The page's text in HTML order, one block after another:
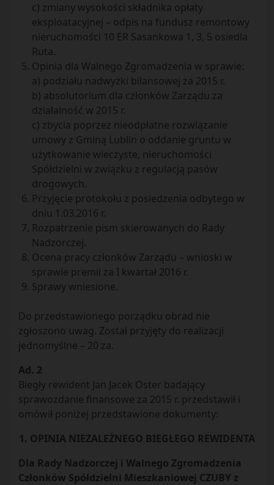
c) zmiany wysokości składnika opłaty
eksploatacyjnej – odpis na fundusz remontowy
nieruchomości 10 ER Sasankowa 1, 3, 5 osiedla
Ruta.
Opinia dla Walnego Zgromadzenia w sprawie:
a) podziału nadwyżki bilansowej za 2015 r.
b) absolutorium dla członków Zarządu za
działalność w 2015 r.
c) zbycia poprzez nieodpłatne rozwiązanie
umowy z Gminą Lublin o oddanie gruntu w
użytkowanie wieczyste, nieruchomości
Spółdzielni w związku z regulacją pasów
drogowych.
Przyjęcie protokołu z posiedzenia odbytego w
dniu 1.03.2016 r.
Rozpatrzenie pism skierowanych do Rady
Nadzorczej.
Ocena pracy członków Zarządu – wnioski w
sprawie premii za I kwartał 2016 r.
Sprawy wniesione.
Do przedstawionego porządku obrad nie
zgłoszono uwag. Został przyjęty do realizacji
jednomyślne – 20 za.
Ad. 2
Biegły rewident Jan Jacek Oster badający
sprawozdanie finansowe za 2015 r. przedstawił i
omówił poniżej przedstawione dokumenty:
1. OPINIA NIEZALEŻNEGO BIEGŁEGO REWIDENTA
Dla Rady Nadzorczej i Walnego Zgromadzenia
Członków Spółdzielni Mieszkaniowej CZUBY z